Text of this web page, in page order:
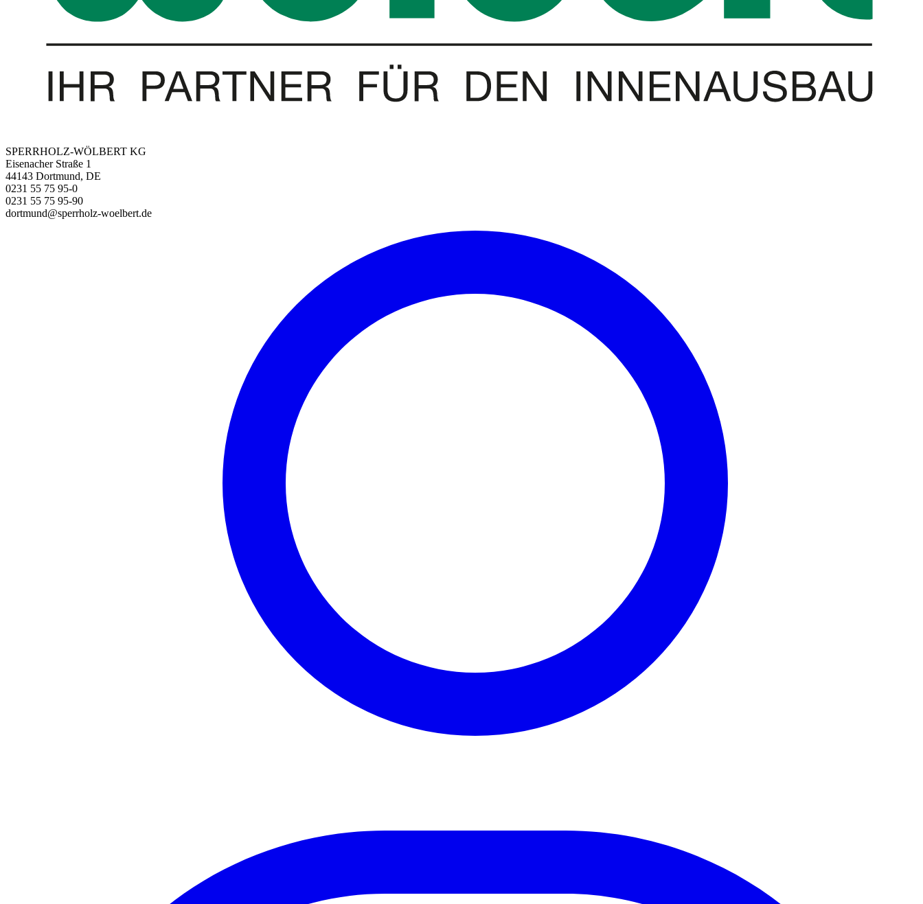
SPERRHOLZ-WÖLBERT KG
Eisenacher Straße 1
44143 Dortmund, DE
0231 55 75 95-0
0231 55 75 95-90
dortmund@sperrholz-woelbert.de